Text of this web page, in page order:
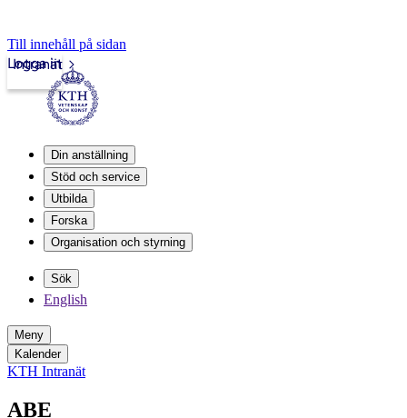
Till innehåll på sidan
Intranät
Logga in
Din anställning
Stöd och service
Utbilda
Forska
Organisation och styrning
Sök
English
Meny
Kalender
KTH Intranät
ABE